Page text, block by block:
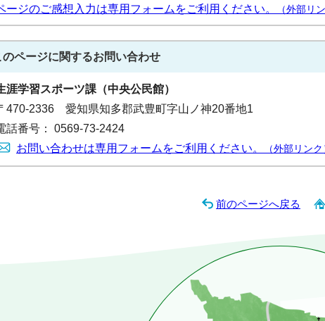
ージのご感想入力は専用フォームをご利用ください。 （外部リ
のページに関するお問い合わせ
涯学習スポーツ課（中央公民館）
470-2336 愛知県知多郡武豊町字山ノ神20番地1
話番号： 0569-73-2424
お問い合わせは専用フォームをご利用ください。
（外部リンク
前のページへ戻る